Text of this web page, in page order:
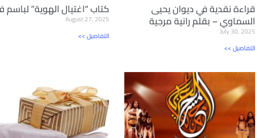
كتاب “اغتيال الهوية” لباسم
August 27, 2025
<< التفاصيل
قراءة نقدية في ديوان يحيى
السماوي – بقلم رانية مرجية
July 30, 2025
<< التفاصيل